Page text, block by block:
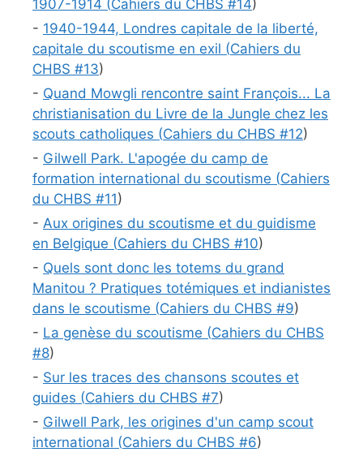
1907-1914 (Cahiers du CHBS #14)
- 1940-1944, Londres capitale de la liberté,
capitale du scoutisme en exil (Cahiers du
CHBS #13)
- Quand Mowgli rencontre saint François... La
christianisation du Livre de la Jungle chez les
scouts catholiques (Cahiers du CHBS #12)
- Gilwell Park. L'apogée du camp de
formation international du scoutisme (Cahiers
du CHBS #11)
- Aux origines du scoutisme et du guidisme
en Belgique (Cahiers du CHBS #10)
- Quels sont donc les totems du grand
Manitou ? Pratiques totémiques et indianistes
dans le scoutisme (Cahiers du CHBS #9)
- La genèse du scoutisme (Cahiers du CHBS
#8)
- Sur les traces des chansons scoutes et
guides (Cahiers du CHBS #7)
- Gilwell Park, les origines d'un camp scout
international (Cahiers du CHBS #6)